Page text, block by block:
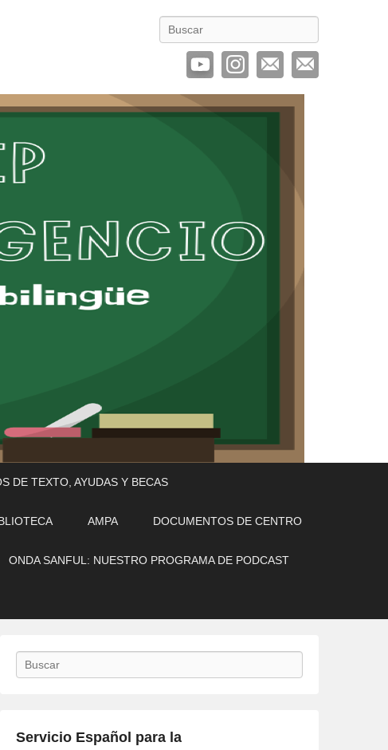
Buscar
DE TEXTO, AYUDAS Y BECAS
AMPA DOCUMENTOS DE CENTRO
ONDA SANFUL: NUESTRO PROGRAMA DE PODCAST
Buscar
Servicio Español para la